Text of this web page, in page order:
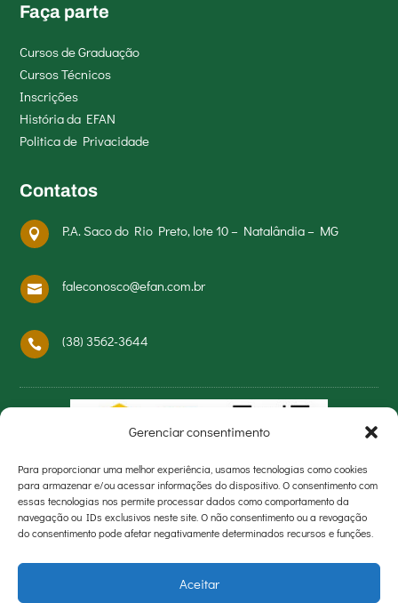
Gerenciar consentimento
Para proporcionar uma melhor experiência, usamos tecnologias como cookies
para armazenar e/ou acessar informações do dispositivo. O consentimento com
essas tecnologias nos permite processar dados como comportamento da
navegação ou IDs exclusivos neste site. O não consentimento ou a revogação
do consentimento pode afetar negativamente determinados recursos e funções.
Aceitar
Faça parte
Cursos de Graduação
Cursos Técnicos
Inscrições
História da EFAN
Politica de Privacidade
Contatos
 P.A. Saco do Rio Preto, lote 10 – Natalândia – MG
 faleconosco@efan.com.br
 (38) 3562-3644